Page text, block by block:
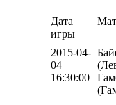
Дата
игры
2015-04-
04
16:30:00